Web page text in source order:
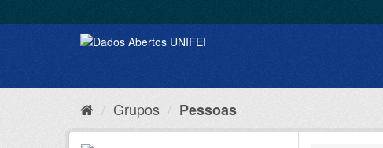
Grupos Pessoas